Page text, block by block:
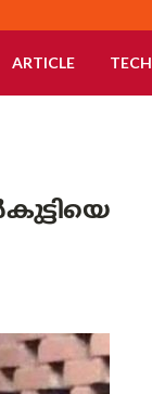
ARTICLE TECH